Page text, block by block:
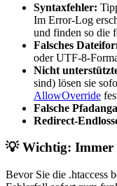
Syntaxfehler:
Im Error-Log
und finden so die
Falsches
oder UTF-8-
Nicht
sind) lösen sie
AllowOverride
Falsche
Redirect-
💡Wichtig: Immer
Bevor Sie die .htaccess